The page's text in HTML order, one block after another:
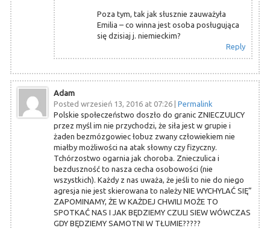
Poza tym, tak jak słusznie zauważyła
Emilia – co winna jest osoba posługująca
się dzisiaj j. niemieckim?
Reply
Adam
Posted wrzesień 13, 2016 at 07:26| Permalink
Polskie społeczeństwo doszło do granic ZNIECZULICY
przez myśl im nie przychodzi, że siła jest w grupie i
żaden bezmózgowiec łobuz zwany człowiekiem nie
miałby możliwości na atak słowny czy fizyczny.
Tchórzostwo ogarnia jak choroba. Znieczulica i
bezduszność to nasza cecha osobowości (nie
wszystkich). Każdy z nas uważa, że jeśli to nie do niego
agresja nie jest skierowana to należy NIE WYCHYLAĆ SIĘ”
ZAPOMINAMY, ŻE W KAŻDEJ CHWILI MOŻE TO
SPOTKAĆ NAS I JAK BĘDZIEMY CZULI SIEW WÓWCZAS
GDY BĘDZIEMY SAMOTNI W TŁUMIE?????